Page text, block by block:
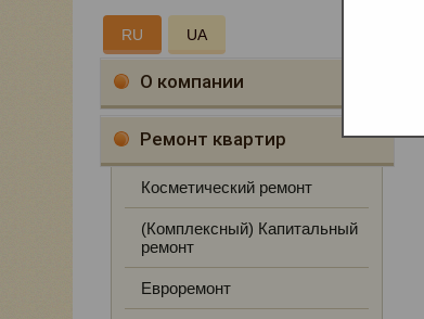
RU UA
О компании
Ремонт квартир
Косметический ремонт
(Комплексный) Капитальный
ремонт
Евроремонт